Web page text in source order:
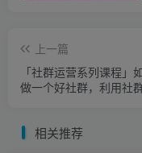
上一篇
「社群运营系列课程」
做一个好社群，利用社
相关推荐